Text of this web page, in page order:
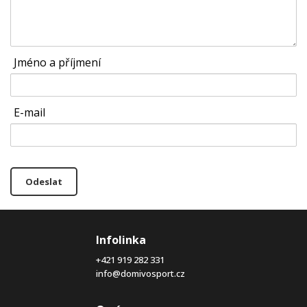
Jméno a příjmení
E-mail
Odeslat
Infolinka
+421 919 282 331
info@domivosport.cz